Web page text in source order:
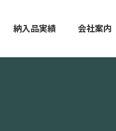
納入品実績 会社案内